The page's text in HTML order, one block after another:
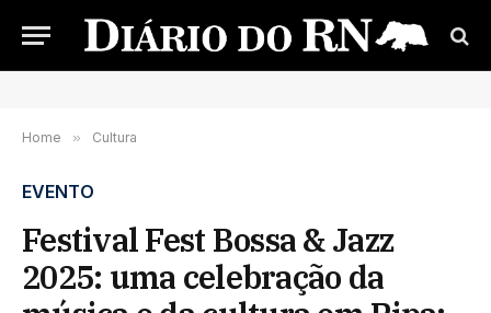
Home » Cultura
EVENTO
Festival Fest Bossa & Jazz
2025: uma celebração da